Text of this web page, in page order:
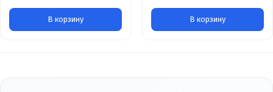
В корзину В корзину